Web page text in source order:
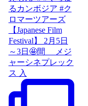
【Japanese Film
Festival】 2月5日
～3日🤩間 メジ
ャーシネプレック
ス 入